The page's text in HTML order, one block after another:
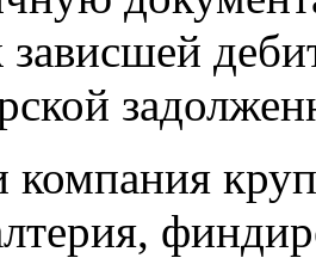
зависшей